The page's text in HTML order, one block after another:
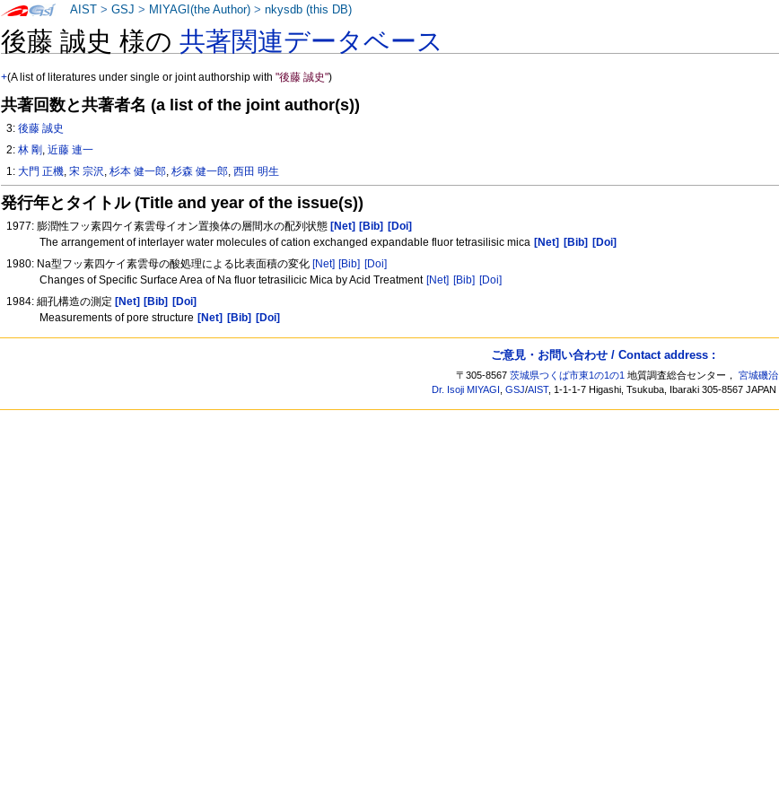
後藤 誠史 様の共著関連データベース
+(A list of literatures under single or joint authorship with"後藤 誠史")
共著回数と共著者名 (a list of the joint author(s))
3:後藤 誠史
2:林 剛 ,近藤 連一
1:大門 正機,宋 宗沢,杉本 健一郎,杉森 健一郎,西田 明生
発行年とタイトル (Title and year of the issue(s))
1977: 膨潤性フッ素四ケイ素雲母イオン置換体の層間水の配列状態 [Net] [Bib]
[Doi]
The arrangement of interlayer water molecules of cation exchanged expandable fluor tetrasilisic mica [Net] [Bib]
[Doi]
1980: Na型フッ素四ケイ素雲母の酸処理による比表面積の変化 [Net] [Bib] [Doi]
Changes of Specific Surface Area of Na fluor tetrasilicic Mica by Acid Treatment [Net] [Bib] [Doi]
1984: 細孔構造の測定 [Net] [Bib]
[Doi]
Measurements of pore structure [Net] [Bib] [Doi]
AIST >GSJ > MIYAGI(the Author) >nkysdb (this DB)
ご意見・お問い合わせ / Contact address :
〒305-8567茨城県つくば市東1の1の1 地質調査総合センター，宮城磯治
Dr. Isoji MIYAGI
,GSJ/AIST, 1-1-1-7 Higashi, Tsukuba, Ibaraki 305-8567 JAPAN